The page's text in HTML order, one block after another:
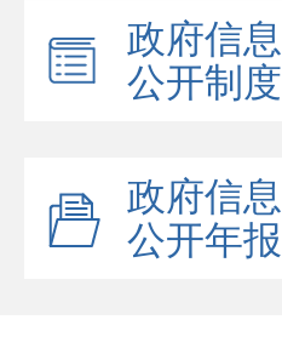
政府信息
公开制度
政府信息
公开年报